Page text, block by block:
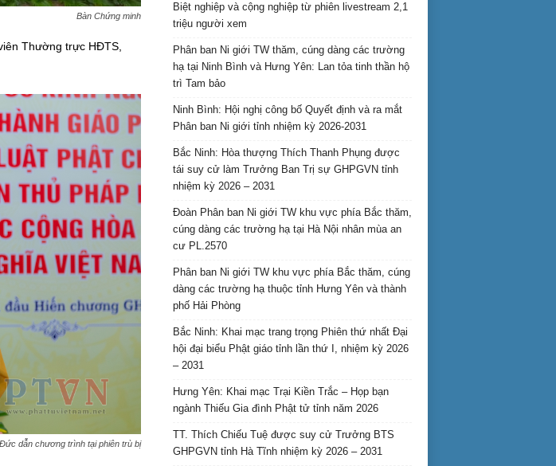
Bàn Chứng minh
Thường trực HĐTS,
dẫn chương trình tại phiên trù bị
Biệt nghiệp và cộng nghiệp từ phiên livestream 2,1
triệu người xem
Phân ban Ni giới TW thăm, cúng dàng các trường
hạ tại Ninh Bình và Hưng Yên: Lan tỏa tinh thần hộ
trì Tam bảo
Ninh Bình: Hội nghị công bố Quyết định và ra mắt
Phân ban Ni giới tỉnh nhiệm kỳ 2026-2031
Bắc Ninh: Hòa thượng Thích Thanh Phụng được
tái suy cử làm Trưởng Ban Trị sự GHPGVN tỉnh
nhiệm kỳ 2026 – 2031
Đoàn Phân ban Ni giới TW khu vực phía Bắc thăm,
cúng dàng các trường hạ tại Hà Nội nhân mùa an
cư PL.2570
Phân ban Ni giới TW khu vực phía Bắc thăm, cúng
dàng các trường hạ thuộc tỉnh Hưng Yên và thành
phố Hải Phòng
Bắc Ninh: Khai mạc trang trọng Phiên thứ nhất Đại
hội đại biểu Phật giáo tỉnh lần thứ I, nhiệm kỳ 2026
– 2031
Hưng Yên: Khai mạc Trại Kiền Trắc – Họp bạn
ngành Thiếu Gia đình Phật tử tỉnh năm 2026
TT. Thích Chiếu Tuệ được suy cử Trưởng BTS
GHPGVN tỉnh Hà Tĩnh nhiệm kỳ 2026 – 2031